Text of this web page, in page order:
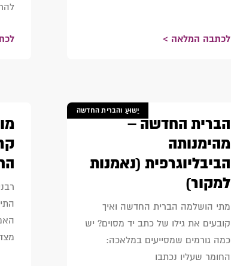
לכתבה המלאה >
יֵשׁוּעַ והברית החדשה
הברית החדשה –
מהימנותה
הביבליוגרפית (נאמנות
למקור)
מתי הושלמה הברית החדשה ואיך
קובעים את גילו של כתב יד מסוים? יש
כמה גורמים שמסייעים במלאכה:
החומר שעליו נכתבו